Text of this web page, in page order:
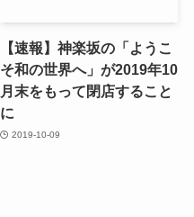
【速報】神楽坂の「ようこ
そ和の世界へ」が2019年10
月末をもって閉店すること
に
2019-10-09